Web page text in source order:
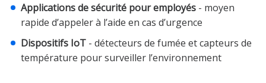
Applications de sécurité pour employés - moyen
rapide d’appeler à l’aide en cas d’urgence
Dispositifs IoT - détecteurs de fumée et capteurs de
température pour surveiller l’environnement